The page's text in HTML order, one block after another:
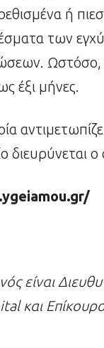
ή
των
Ωστόσο, η
έξι μήνες.
είναι
και